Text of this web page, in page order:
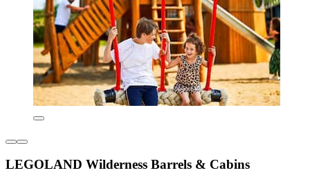
LEGOLAND Wilderness Barrels & Cabins